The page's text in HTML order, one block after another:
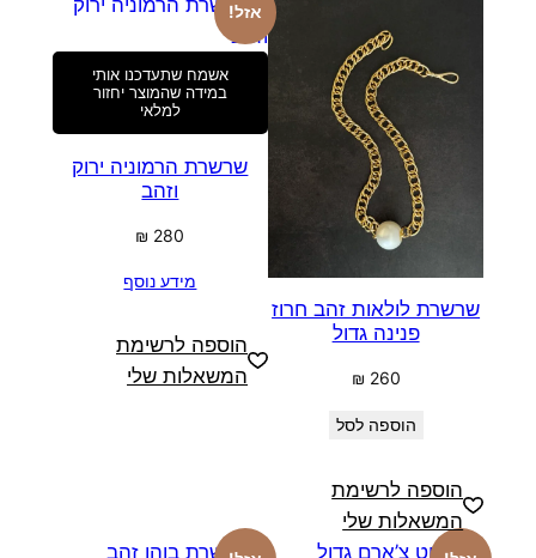
שרשרת לולאות זהב חרוז
פנינה גדול
₪ 260
הוספה לסל
הוספה לרשימת
המשאלות שלי
אזל!
אשמח שתעדכנו אותי
במידה שהמוצר יחזור
למלאי
שרשרת הרמוניה ירוק
וזהב
₪ 280
מידע נוסף
הוספה לרשימת
המשאלות שלי